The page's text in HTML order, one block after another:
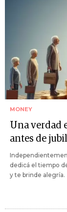
MONEY
Una verdad
antes de
dedicá el tiempo
y te brinde alegría.